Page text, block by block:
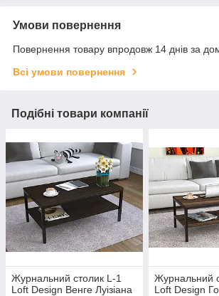
Умови повернення
Повернення товару впродовж 14 днів за
Всі умови повернення
Подібні товари компанії
Журнальний столик L-1
Loft Design Венге Луізіана
Журнальний
Loft Design